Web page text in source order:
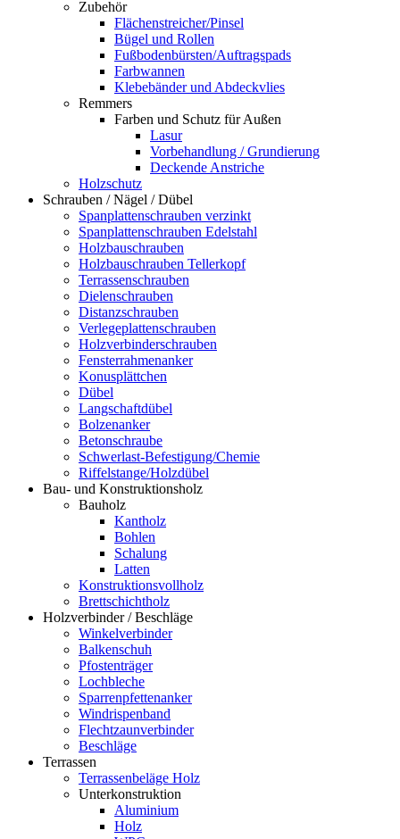
Zubehör
Flächenstreicher/Pinsel
Bügel und Rollen
Fußbodenbürsten/Auftragspads
Farbwannen
Klebebänder und Abdeckvlies
Remmers
Farben und Schutz für Außen
Lasur
Vorbehandlung / Grundierung
Deckende Anstriche
Holzschutz
Schrauben / Nägel / Dübel
Spanplattenschrauben verzinkt
Spanplattenschrauben Edelstahl
Holzbauschrauben
Holzbauschrauben Tellerkopf
Terrassenschrauben
Dielenschrauben
Distanzschrauben
Verlegeplattenschrauben
Holzverbinderschrauben
Fensterrahmenanker
Konusplättchen
Dübel
Langschaftdübel
Bolzenanker
Betonschraube
Schwerlast-Befestigung/Chemie
Riffelstange/Holzdübel
Bau- und Konstruktionsholz
Bauholz
Kantholz
Bohlen
Schalung
Latten
Konstruktionsvollholz
Brettschichtholz
Holzverbinder / Beschläge
Winkelverbinder
Balkenschuh
Pfostenträger
Lochbleche
Sparrenpfettenanker
Windrispenband
Flechtzaunverbinder
Beschläge
Terrassen
Terrassenbeläge Holz
Unterkonstruktion
Aluminium
Holz